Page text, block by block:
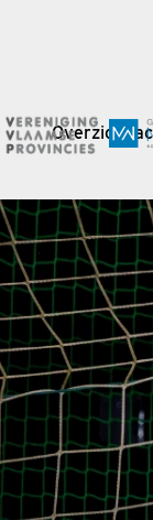
Overzicht